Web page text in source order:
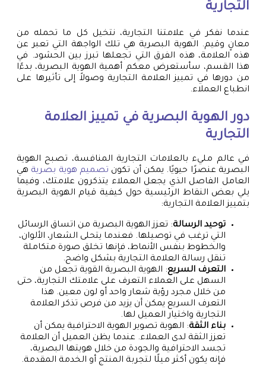
التجارية
عندما نفكر في علامتنا التجارية، نتخيل كل ما تحمله من
معانٍ وقيم. الهوية البصرية هي تلك الواجهة التي تعبر عن
هذه العلامة، هذه الفرق التي تجعلها تبرز بين الحشود. في
هذا القسم، سأستعرض معكم أهمية الهوية البصرية، بدءًا
من دورها في تمييز العلامة التجارية وصولاً إلى تأثيرها على
انطباع العملاء.
دور الهوية البصرية في تمييز العلامة
التجارية
في عالم مليء بالعلامات التجارية المنافسة، تصبح الهوية
البصرية عنصرًا حيويًا. يمكن أن تكون تصميم هوية بصرية هي
العامل الفاصل الذي يجعل العملاء يتذكرون علامتك، وفيما
يلي بعض النقاط الرئيسية حول كيفية قيام الهوية البصرية
بتمييز العلامة التجارية:
توحيد الرسالة: تعزز الهوية البصرية من اتساق الرسائل
التي ترغب في توصيلها. فعندما يتحلى الشعار، الألوان،
والخطوط بنفس الأنماط، فإنها تخلق صورة متكاملة
تنقل رسالة العلامة التجارية بشكل واضح.
التعرف السريع: الهوية البصرية القوية تجعل من
السهل على العملاء التعرف على علامتك التجارية، حتى
من خلال مجرد رؤية شعار واحد أو لون معين. هذا
التعرف السريع يمكن أن يزيد من فرص تذكر العلامة
التجارية واختيار العميل لها.
بناء الثقة: الهوية تصوير الهوية الاحترافية يمكن أن
تعزز الثقة لدى العملاء. عندما يظن العميل أن العلامة
تجسد الاحترافية والجودة من خلال هويتها البصرية،
فإنه يكون أكثر ميلًا لتجربة المنتج أو الخدمة المقدمة.